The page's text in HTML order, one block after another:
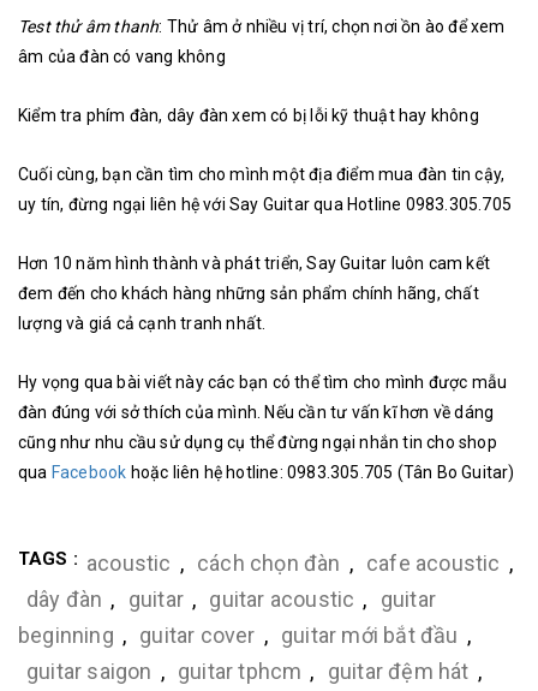
Test thử âm thanh: Thử âm ở nhiều vị trí, chọn nơi ồn ào để xem
âm của đàn có vang không
Kiểm tra phím đàn, dây đàn xem có bị lỗi kỹ thuật hay không
Cuối cùng, bạn cần tìm cho mình một địa điểm mua đàn tin cậy,
uy tín, đừng ngại liên hệ với Say Guitar qua Hotline 0983.305.705
Hơn 10 năm hình thành và phát triển, Say Guitar luôn cam kết
đem đến cho khách hàng những sản phẩm chính hãng, chất
lượng và giá cả cạnh tranh nhất.
Hy vọng qua bài viết này các bạn có thể tìm cho mình được mẫu
đàn đúng với sở thích của mình. Nếu cần tư vấn kĩ hơn về dáng
cũng như nhu cầu sử dụng cụ thể đừng ngại nhắn tin cho shop
qua Facebook hoặc liên hệ hotline: 0983.305.705 (Tân Bo Guitar)
TAGS : acoustic , cách chọn đàn , cafe acoustic ,
dây đàn , guitar , guitar acoustic ,
guitar
beginning , guitar cover , guitar mới bắt đầu ,
guitar saigon , guitar tphcm , guitar đệm hát ,